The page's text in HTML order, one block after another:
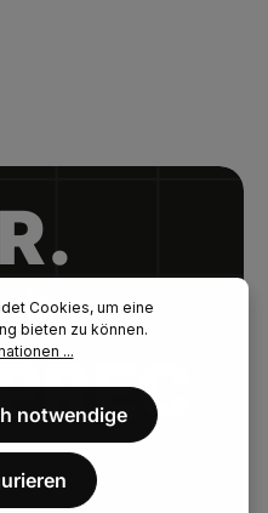
Cookies, um eine
bieten zu können.
...
notwendige